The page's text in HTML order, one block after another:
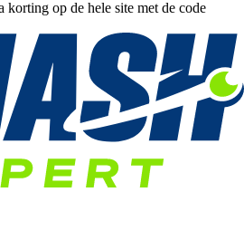
op de hele site met de code